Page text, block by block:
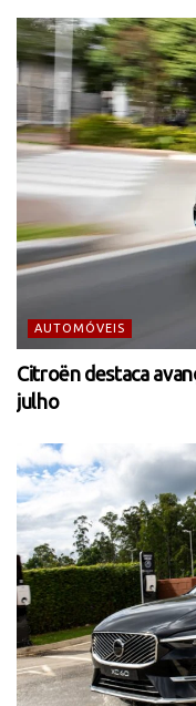
AUTOMÓVEIS
Citroën destaca
julho